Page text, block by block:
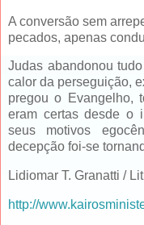
A conversão sem
pecados, apenas
Judas abandonou
calor da perseguição,
pregou o Evangelho,
eram certas desde o
seus motivos
decepção foi-se
Lidiomar T. Granatti /
http://